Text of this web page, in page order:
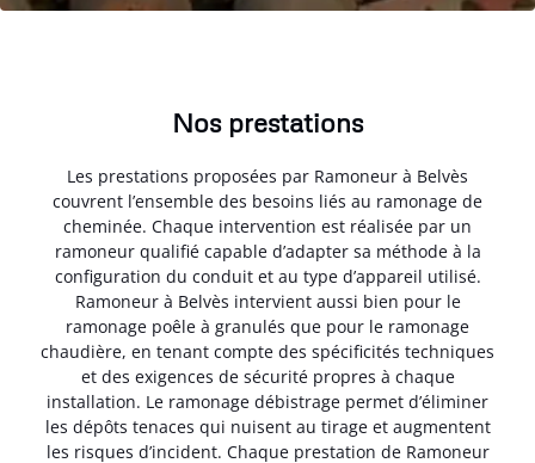
Nos prestations
Les prestations proposées par Ramoneur à Belvès
couvrent l’ensemble des besoins liés au ramonage de
cheminée. Chaque intervention est réalisée par un
ramoneur qualifié capable d’adapter sa méthode à la
configuration du conduit et au type d’appareil utilisé.
Ramoneur à Belvès intervient aussi bien pour le
ramonage poêle à granulés que pour le ramonage
chaudière, en tenant compte des spécificités techniques
et des exigences de sécurité propres à chaque
installation. Le ramonage débistrage permet d’éliminer
les dépôts tenaces qui nuisent au tirage et augmentent
les risques d’incident. Chaque prestation de Ramoneur